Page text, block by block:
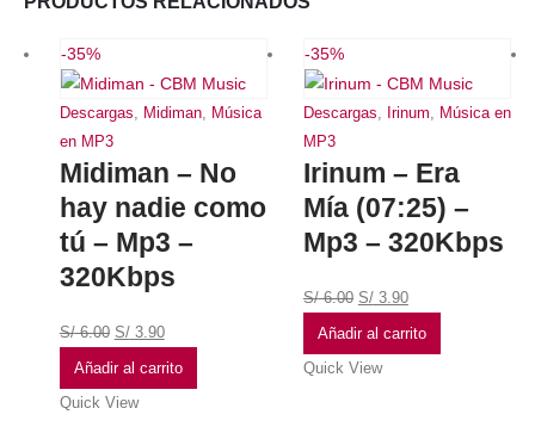
-35%
Descargas, Midiman, Música
en MP3
Midiman – No
hay nadie como
tú – Mp3 –
320Kbps
S/6.00 S/3.90
Añadir al carrito
Quick View
-35%
Descargas, Irinum, Música en
MP3
Irinum – Era
Mía (07:25) –
Mp3 – 320Kbps
S/6.00 S/3.90
Añadir al carrito
Quick View